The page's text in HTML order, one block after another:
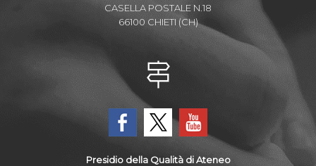
CASELLA POSTALE N.18
66100 CHIETI (CH)
Presidio della Qualità di Ateneo